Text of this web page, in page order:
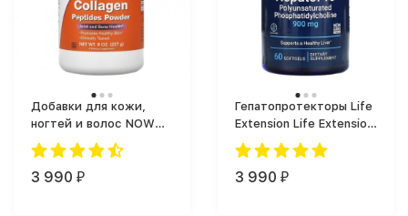
Добавки для кожи,
ногтей и волос NOW
Foods Collagen Peptides
Powder (227 мл)
3 990 ₽
Гепатопротекторы Life
Extension Life Extension
HepatoPro 900 mg 60
softgels (60 капс.)
3 990 ₽